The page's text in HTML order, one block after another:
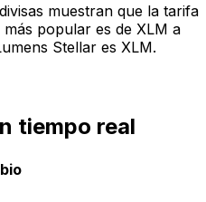
muestran que la tarifa
popular es de XLM a
Stellar es XLM.
tiempo real